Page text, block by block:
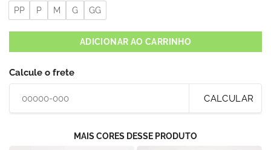
PP P M G GG
ADICIONAR AO CARRINHO
Calcule o frete
CALCULAR
MAIS CORES DESSE PRODUTO